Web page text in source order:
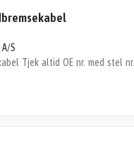
S
Tjek altid OE nr. med stel nr.